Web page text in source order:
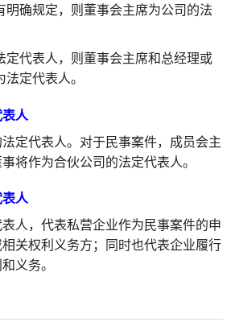
明确规定，则董事会主席为公司的法
定代表人，则董事会主席和总经理或
定代表人。
人
定代表人。对于民事案件，成员会主
将作为合伙公司的法定代表人。
人
人，代表私营企业作为民事案件的申
关权利义务方；同时也代表企业履行
义务。